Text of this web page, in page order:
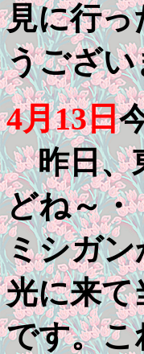
見に行っ
うござ
4月13日
昨日、
どね～・
ミシガン
光に来て
です。こ